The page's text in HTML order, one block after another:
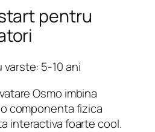
pentru
5-10 ani
Osmo imbina
componenta fizica
interactiva foarte cool.